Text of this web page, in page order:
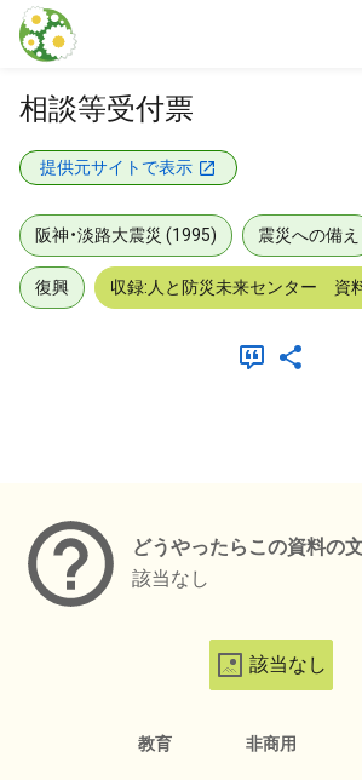
本文に飛ぶ
相談等受付票
提供元サイトで表示
阪神・淡路大震災 (1995) 震災への備え
復興 収録:人と防災未来センター 資
どうやったらこの資料の
該当なし
該当なし
教育 非商用